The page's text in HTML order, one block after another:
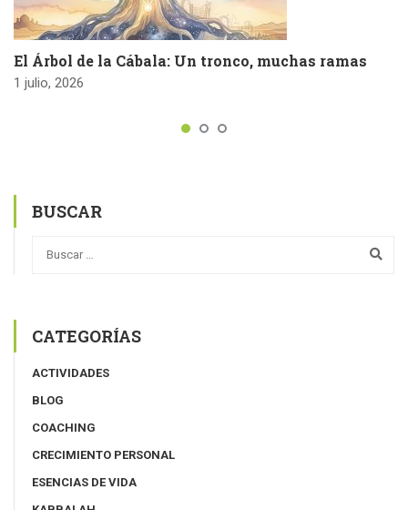
El Árbol de la Cábala: Un tronco, muchas ramas
1 julio, 2026
BUSCAR
CATEGORÍAS
ACTIVIDADES
BLOG
COACHING
CRECIMIENTO PERSONAL
ESENCIAS DE VIDA